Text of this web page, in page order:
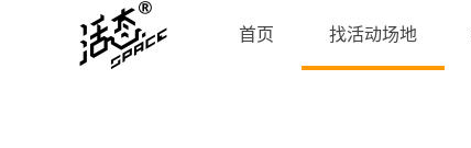
首页 找活动场地